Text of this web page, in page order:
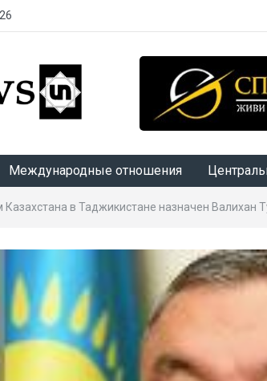
Международные отношения
в Таджикистане назначен Валихан